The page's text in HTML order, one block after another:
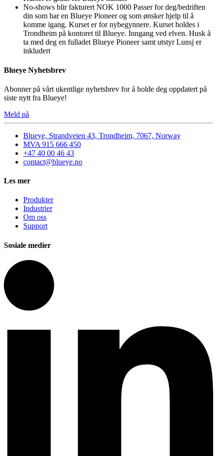
No-shows blir fakturert NOK 1000 Passer for deg/bedriften
din som har en Blueye Pioneer og som ønsker hjelp til å
komme igang. Kurset er for nybegynnere. Kurset holdes i
Trondheim på kontoret til Blueye. Inngang ved elven. Husk å
ta med deg en fulladet Blueye Pioneer samt utstyr Lunsj er
inkludert
Blueye Nyhetsbrev
Abonner på vårt ukentlige nyhetsbrev for å holde deg oppdatert på
siste nytt fra Blueye!
Meld på
Blueye, Strandveien 43, Trondheim, 7067, Norway
MVA 915 666 450
+47 40 00 46 43
contact@blueye.no
Les mer
Produkter
Industrier
Om oss
Support
Sosiale medier